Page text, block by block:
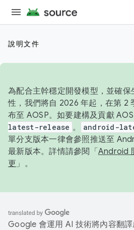
說明文件
為配合主幹穩定開發模型，並確保
性，我們將自 2026 年起，在第 2
布至 AOSP。如要建構及貢獻
latest-release 。 android-
單分支版本一律會參照推送至
最新版本。詳情請參閱「 Android
更 」。
Google 會運用 AI 技術將內容翻